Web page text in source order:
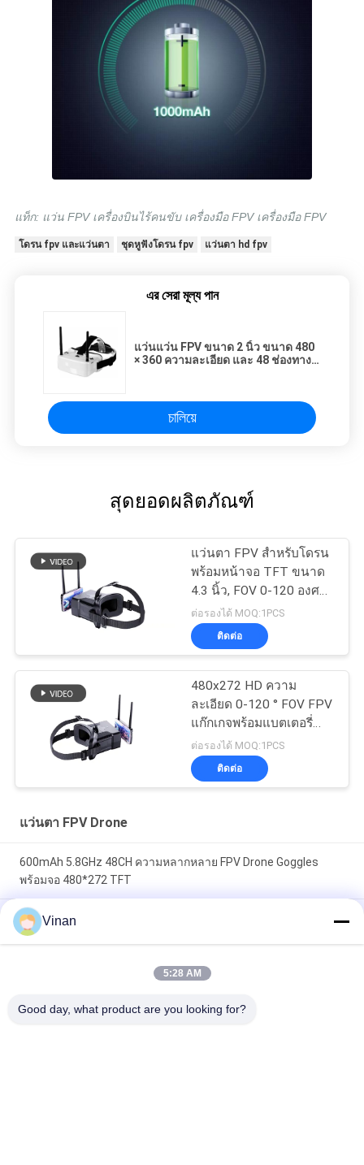
แท็ก: แว่น FPV เครื่องบินไร้คนขับ เครื่องมือ FPV เครื่องมือ FPV
โดรน fpv และแว่นตา ชุดหูฟังโดรน fpv แว่นตา hd fpv
এর সেরা মূল্য পান
แว่นแว่น FPV ขนาด 2 นิ้ว ขนาด 480
× 360 ความละเอียด และ 48 ช่องทาง
চালিয়ে
สุดยอดผลิตภัณฑ์
แว่นตา FPV สำหรับโดรน
พร้อมหน้าจอ TFT ขนาด
4.3 นิ้ว, FOV 0-120 องศา,
48 ช่อง
ต่อรองได้ MOQ:1PCS
ติดต่อ
480x272 HD ความ
ละเอียด 0-120 ° FOV FPV
แก๊กเกจพร้อมแบตเตอรี่
600mAh สําหรับหูฟัง
Drone
ต่อรองได้ MOQ:1PCS
ติดต่อ
แว่นตา FPV Drone
600mAh 5.8GHz 48CH ความหลากหลาย FPV Drone Goggles
พร้อมจอ 480*272 TFT
2.7 นิ้วมินิ TFT LCD 5.8 กิกะเฮิร์ตซ์ที่ดีที่สุดสำหรับผู้เริ่มต้นแข่ง FPV
Goggles 48 ช่อง
TFT LCD ขนาดใหญ่ FOV Monocular 2.7 "5.8Ghz Quadcopter
Vinan
5:28 AM
Good day, what product are you looking for?